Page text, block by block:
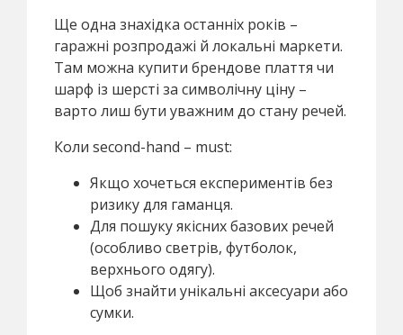
Ще одна знахідка останніх років –
гаражні розпродажі й локальні маркети.
Там можна купити брендове плаття чи
шарф із шерсті за символічну ціну –
варто лиш бути уважним до стану речей.
Коли second-hand – must:
Якщо хочеться експериментів без
ризику для гаманця.
Для пошуку якісних базових речей
(особливо светрів, футболок,
верхнього одягу).
Щоб знайти унікальні аксесуари або
сумки.